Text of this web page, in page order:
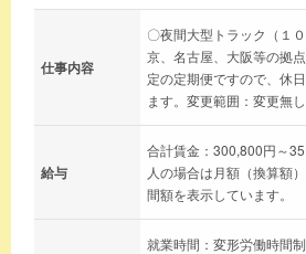
仕事内容
〇夜間大型トラック（１
京、名古屋、大阪等の拠
定の定期便ですので、休
ます。変更範囲：変更無し
給与
合計賃金：300,800円～
人の場合は月額（換算額
間額を表示しています。
就業時間：変形労働時間